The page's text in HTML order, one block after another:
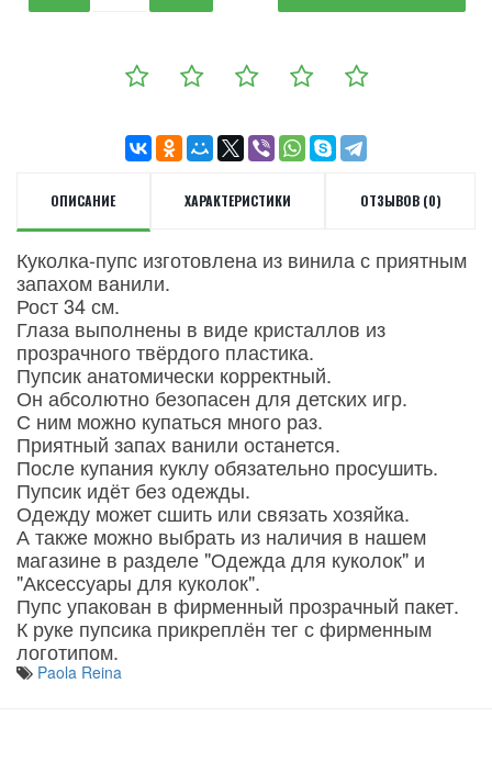
ОПИСАНИЕ ХАРАКТЕРИСТИКИ ОТЗЫВОВ (0)
Куколка-пупс изготовлена из винила с приятным
запахом ванили.
Рост 34 см.
Глаза выполнены в виде кристаллов из
прозрачного твёрдого пластика.
Пупсик анатомически корректный.
Он абсолютно безопасен для детских игр.
С ним можно купаться много раз.
Приятный запах ванили останется.
После купания куклу обязательно просушить.
Пупсик идёт без одежды.
Одежду может сшить или связать хозяйка.
А также можно выбрать из наличия в нашем
магазине в разделе "Одежда для куколок" и
"Аксессуары для куколок".
Пупс упакован в фирменный прозрачный пакет.
К руке пупсика прикреплён тег с фирменным
логотипом.
Paola Reina